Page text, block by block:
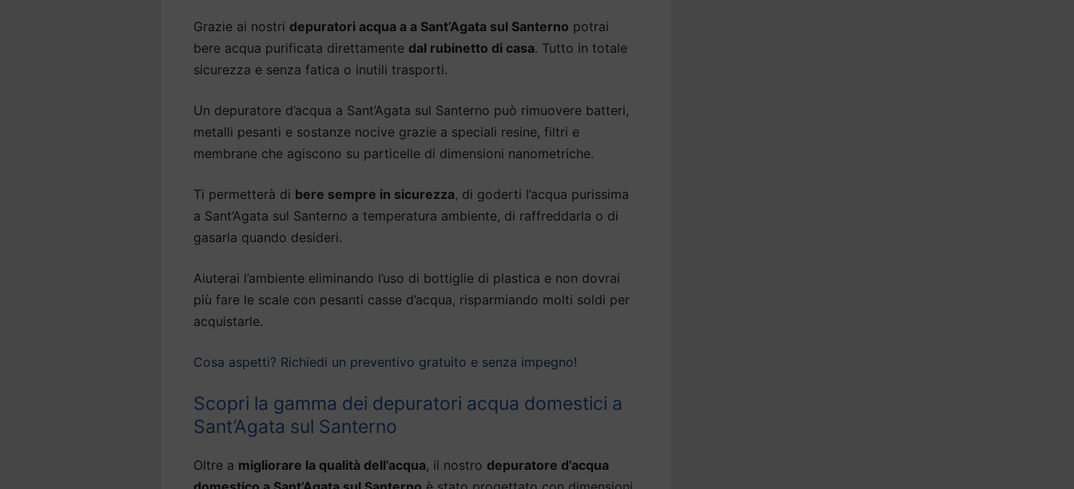
Grazie ai nostri depuratori acqua a a Sant’Agata sul Santerno potrai
bere acqua purificata direttamente dal rubinetto di casa. Tutto in totale
sicurezza e senza fatica o inutili trasporti.
Un depuratore d’acqua a Sant’Agata sul Santerno può rimuovere batteri,
metalli pesanti e sostanze nocive grazie a speciali resine, filtri e
membrane che agiscono su particelle di dimensioni nanometriche.
Ti permetterà di bere sempre in sicurezza, di goderti l’acqua purissima
a Sant’Agata sul Santerno a temperatura ambiente, di raffreddarla o di
gasarla quando desideri.
Aiuterai l’ambiente eliminando l’uso di bottiglie di plastica e non dovrai
più fare le scale con pesanti casse d’acqua, risparmiando molti soldi per
acquistarle.
Cosa aspetti? Richiedi un preventivo gratuito e senza impegno!
Scopri la gamma dei depuratori acqua domestici a
Sant’Agata sul Santerno
Oltre a migliorare la qualità dell’acqua, il nostro depuratore d’acqua